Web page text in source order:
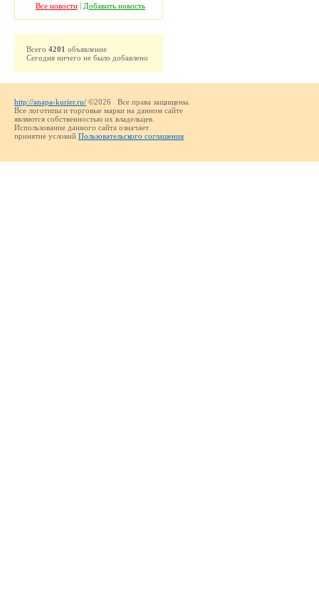
Все новости| Добавить новость
Всего 4201 объявление
Сегодня ничего не было добавлено
http://anapa-kurier.ru/ ©2026 Все права защищены.
Все логотипы и торговые марки на данном сайте
являются собственностью их владельцев.
Использование данного сайта означает
принятие условий Пользовательского соглашения